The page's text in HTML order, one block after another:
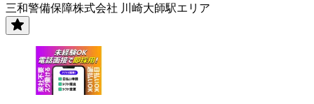
三和警備保障株式会社 川崎大師駅エリア